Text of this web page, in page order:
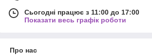
Сьогодні працює з 11:00 до 17:00
Показати весь графік роботи
Про нас